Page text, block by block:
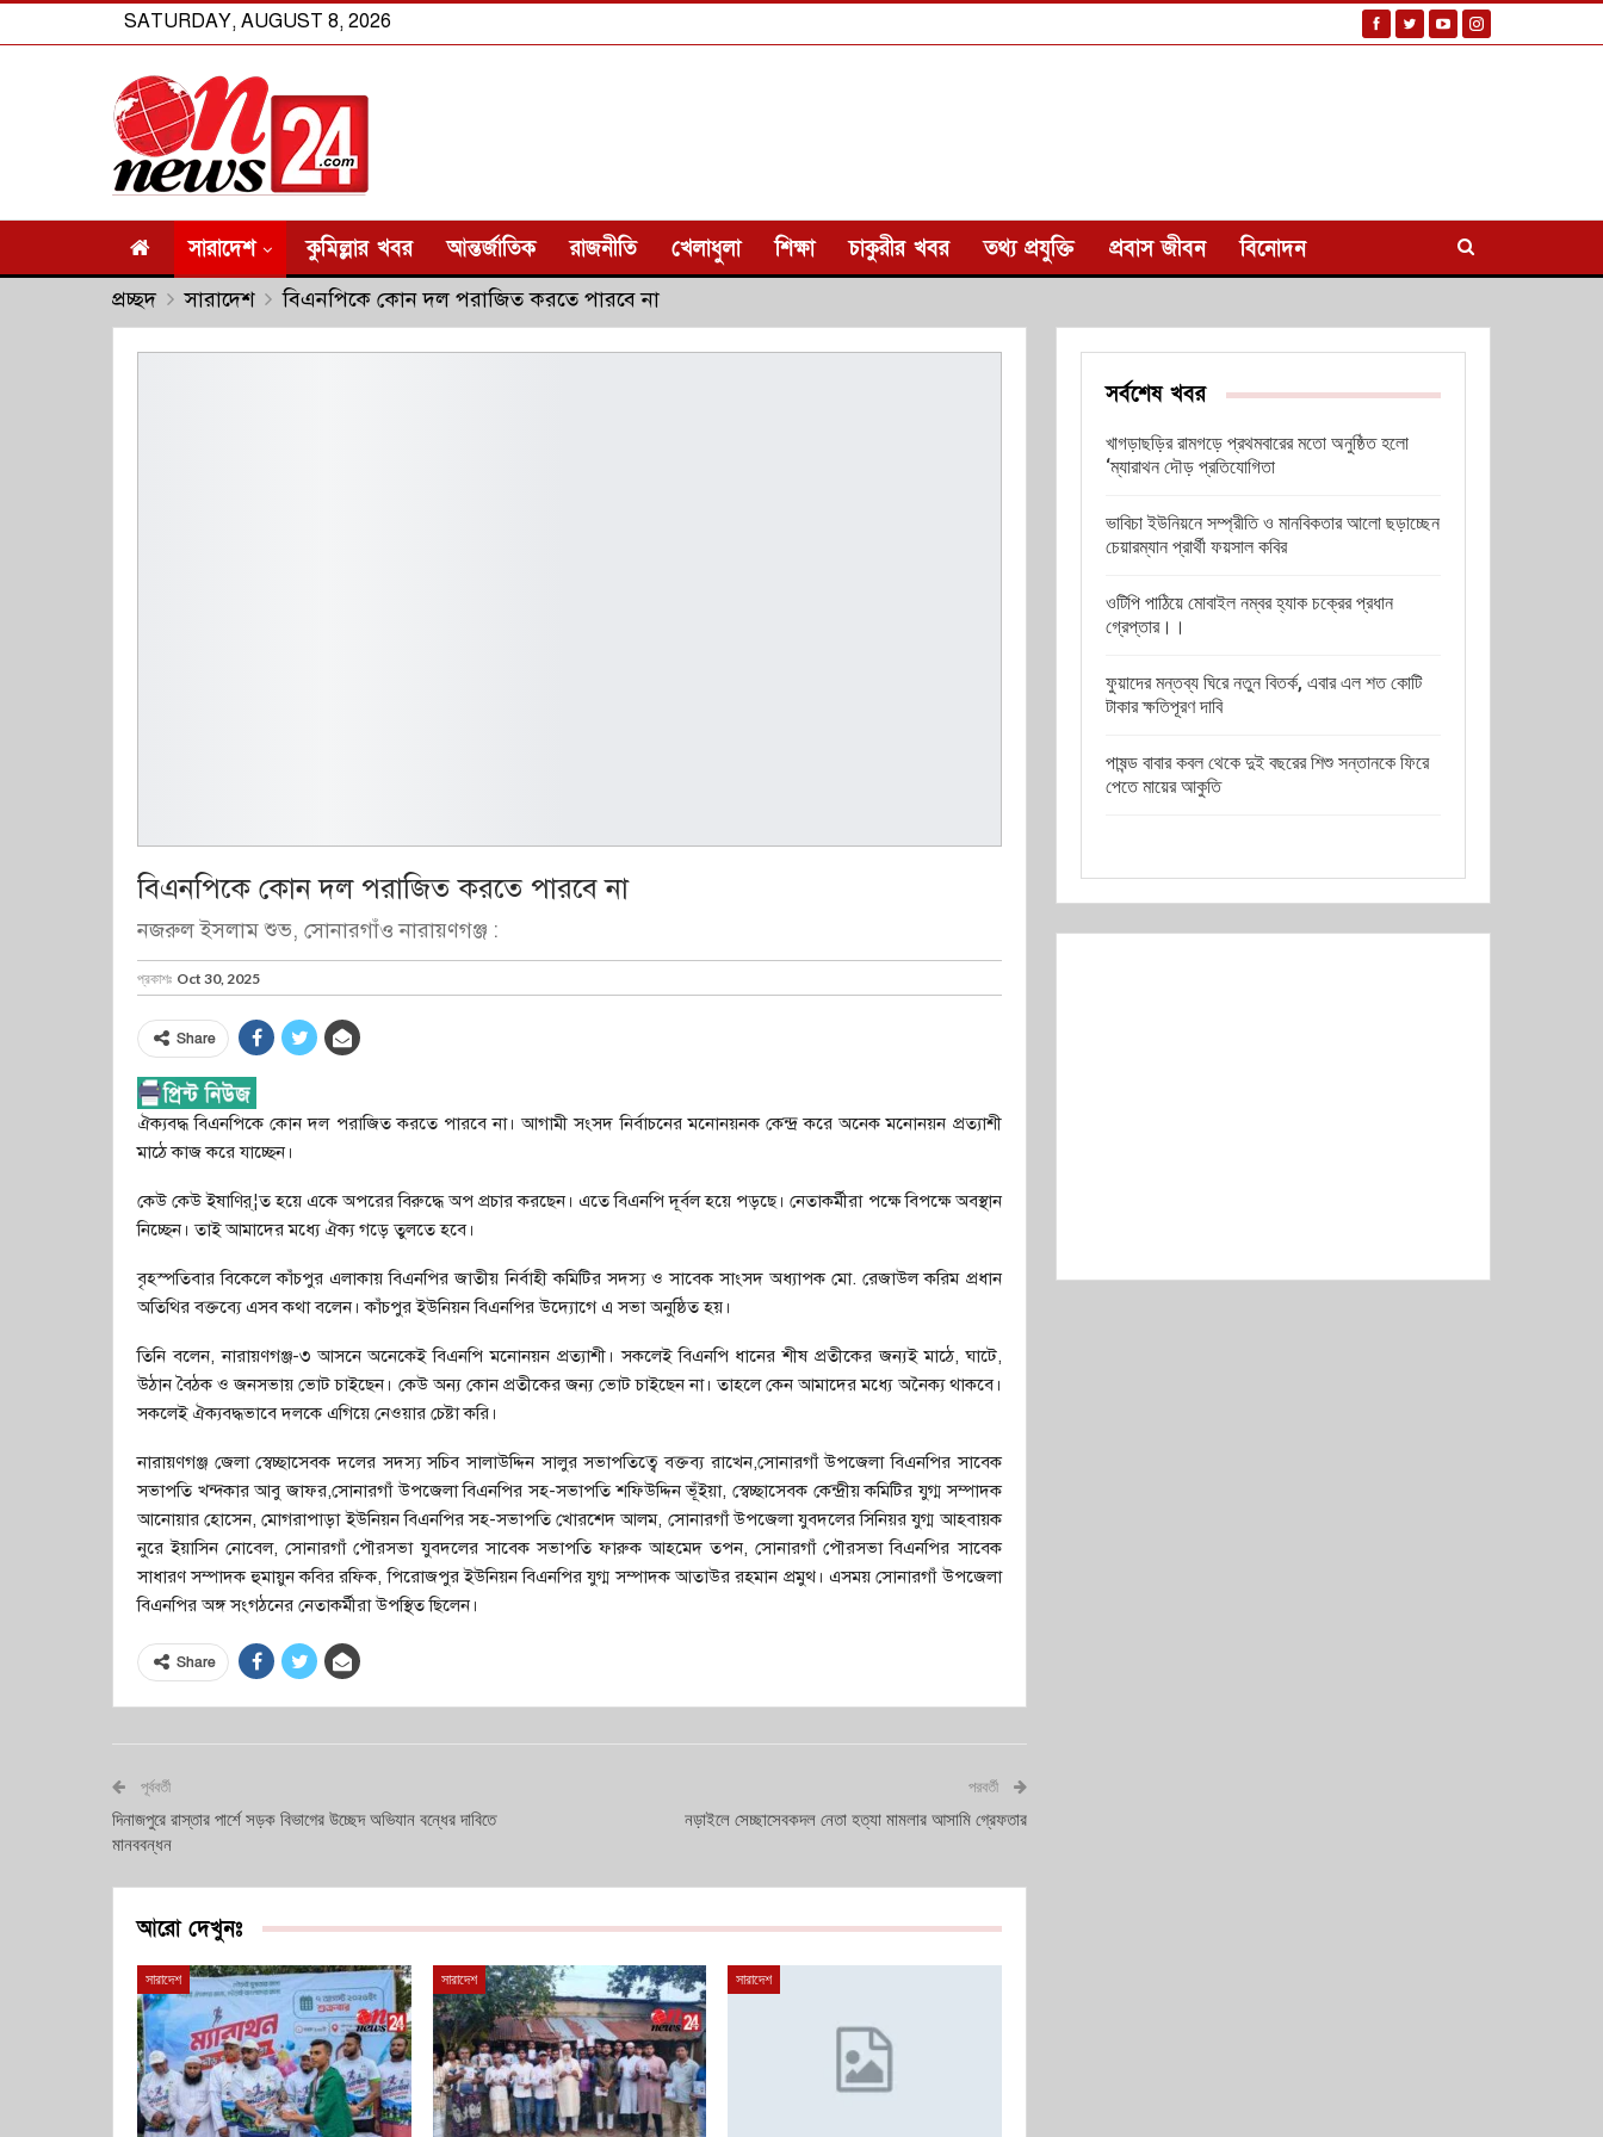
SATURDAY, AUGUST 8, 2026
সারাদেশ কুমিল্লার খবর আন্তর্জাতিক রাজনীতি খেলাধুলা শিক্ষা চাকুরীর খবর তথ্য প্রযুক্তি প্রবাস জীবন বিনোদন
প্রচ্ছদ সারাদেশ বিএনপিকে কোন দল পরাজিত করতে পারবে না
বিএনপিকে কোন দল পরাজিত করতে পারবে না
নজরুল ইসলাম শুভ, সোনারগাঁও নারায়ণগঞ্জ :
প্রকাশঃ Oct 30, 2025
Share
ঐক্যবদ্ধ বিএনপিকে কোন দল পরাজিত করতে পারবে না। আগামী সংসদ নির্বাচনের মনোনয়নক কেন্দ্র করে অনেক মনোনয়ন প্রত্যাশী
মাঠে কাজ করে যাচ্ছেন।
কেউ কেউ ইষাণির্¦ত হয়ে একে অপরের বিরুদ্ধে অপ প্রচার করছেন। এতে বিএনপি দূর্বল হয়ে পড়ছে। নেতাকর্মীরা পক্ষে বিপক্ষে অবস্থান
নিচ্ছেন। তাই আমাদের মধ্যে ঐক্য গড়ে তুলতে হবে।
বৃহস্পতিবার বিকেলে কাঁচপুর এলাকায় বিএনপির জাতীয় নির্বাহী কমিটির সদস্য ও সাবেক সাংসদ অধ্যাপক মো. রেজাউল করিম প্রধান
অতিথির বক্তব্যে এসব কথা বলেন। কাঁচপুর ইউনিয়ন বিএনপির উদ্যোগে এ সভা অনুষ্ঠিত হয়।
তিনি বলেন, নারায়ণগঞ্জ-৩ আসনে অনেকেই বিএনপি মনোনয়ন প্রত্যাশী। সকলেই বিএনপি ধানের শীষ প্রতীকের জন্যই মাঠে, ঘাটে,
উঠান বৈঠক ও জনসভায় ভোট চাইছেন। কেউ অন্য কোন প্রতীকের জন্য ভোট চাইছেন না। তাহলে কেন আমাদের মধ্যে অনৈক্য থাকবে।
সকলেই ঐক্যবদ্ধভাবে দলকে এগিয়ে নেওয়ার চেষ্টা করি।
নারায়ণগঞ্জ জেলা স্বেচ্ছাসেবক দলের সদস্য সচিব সালাউদ্দিন সালুর সভাপতিত্বে বক্তব্য রাখেন,সোনারগাঁ উপজেলা বিএনপির সাবেক
সভাপতি খন্দকার আবু জাফর,সোনারগাঁ উপজেলা বিএনপির সহ-সভাপতি শফিউদ্দিন ভূঁইয়া, স্বেচ্ছাসেবক কেন্দ্রীয় কমিটির যুগ্ম সম্পাদক
আনোয়ার হোসেন, মোগরাপাড়া ইউনিয়ন বিএনপির সহ-সভাপতি খোরশেদ আলম, সোনারগাঁ উপজেলা যুবদলের সিনিয়র যুগ্ম আহবায়ক
নুরে ইয়াসিন নোবেল, সোনারগাঁ পৌরসভা যুবদলের সাবেক সভাপতি ফারুক আহমেদ তপন, সোনারগাঁ পৌরসভা বিএনপির সাবেক
সাধারণ সম্পাদক হুমায়ুন কবির রফিক, পিরোজপুর ইউনিয়ন বিএনপির যুগ্ম সম্পাদক আতাউর রহমান প্রমুথ। এসময় সোনারগাঁ উপজেলা
বিএনপির অঙ্গ সংগঠনের নেতাকর্মীরা উপস্থিত ছিলেন।
Share
পূর্ববর্তী
দিনাজপুরে রাস্তার পার্শে সড়ক বিভাগের উচ্ছেদ অভিযান বন্ধের দাবিতে
মানববন্ধন
পরবর্তী
নড়াইলে সেচ্ছাসেবকদল নেতা হত্যা মামলার আসামি গ্রেফতার
আরো দেখুনঃ
সারাদেশ সারাদেশ সারাদেশ
সর্বশেষ খবর
খাগড়াছড়ির রামগড়ে প্রথমবারের মতো অনুষ্ঠিত হলো
‘ম্যারাথন দৌড় প্রতিযোগিতা
ভাবিচা ইউনিয়নে সম্প্রীতি ও মানবিকতার আলো ছড়াচ্ছেন
চেয়ারম্যান প্রার্থী ফয়সাল কবির
ওটিপি পাঠিয়ে মোবাইল নম্বর হ্যাক চক্রের প্রধান
গ্রেপ্তার।।
ফুয়াদের মন্তব্য ঘিরে নতুন বিতর্ক, এবার এল শত কোটি
টাকার ক্ষতিপূরণ দাবি
পাষন্ড বাবার কবল থেকে দুই বছরের শিশু সন্তানকে ফিরে
পেতে মায়ের আকুতি